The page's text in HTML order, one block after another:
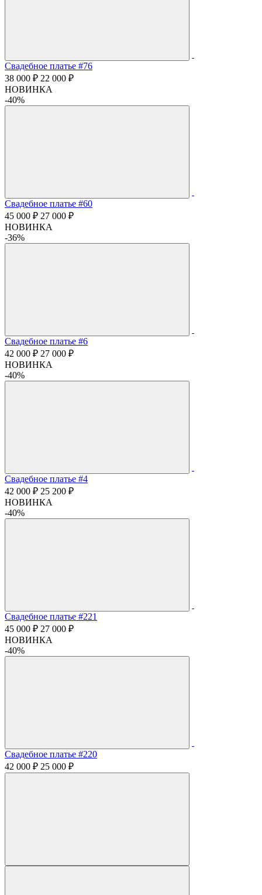
Свадебное платье #76
38 000 ₽ 22 000 ₽
НОВИНКА
-40%
Свадебное платье #60
45 000 ₽ 27 000 ₽
НОВИНКА
-36%
Свадебное платье #6
42 000 ₽ 27 000 ₽
НОВИНКА
-40%
Свадебное платье #4
42 000 ₽ 25 200 ₽
НОВИНКА
-40%
Свадебное платье #221
45 000 ₽ 27 000 ₽
НОВИНКА
-40%
Свадебное платье #220
42 000 ₽ 25 000 ₽